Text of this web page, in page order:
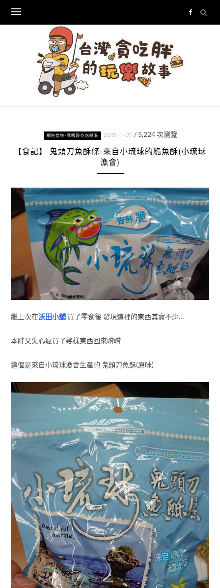
content
網拍食物/零嘴類吃吃喝喝 2019-11-07 / 5,224次瀏覽
【食記】 鬼頭刀魚酥條-來自小琉球的脆魚酥(小琉球
漁會)
繼上次在沃田小舖買了零食後 發現這裡的東西其實不少…
本胖又失心瘋買了幾樣東西回來嚐嚐
這個是來自小琉球漁會生產的 鬼頭刀魚酥(原味)